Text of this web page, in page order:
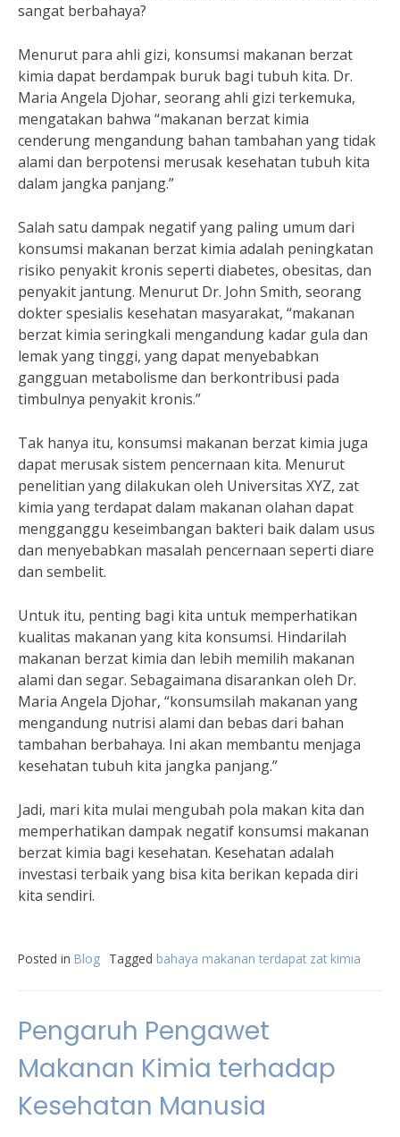
sangat berbahaya?
Menurut para ahli gizi, konsumsi makanan berzat
kimia dapat berdampak buruk bagi tubuh kita. Dr.
Maria Angela Djohar, seorang ahli gizi terkemuka,
mengatakan bahwa “makanan berzat kimia
cenderung mengandung bahan tambahan yang tidak
alami dan berpotensi merusak kesehatan tubuh kita
dalam jangka panjang.”
Salah satu dampak negatif yang paling umum dari
konsumsi makanan berzat kimia adalah peningkatan
risiko penyakit kronis seperti diabetes, obesitas, dan
penyakit jantung. Menurut Dr. John Smith, seorang
dokter spesialis kesehatan masyarakat, “makanan
berzat kimia seringkali mengandung kadar gula dan
lemak yang tinggi, yang dapat menyebabkan
gangguan metabolisme dan berkontribusi pada
timbulnya penyakit kronis.”
Tak hanya itu, konsumsi makanan berzat kimia juga
dapat merusak sistem pencernaan kita. Menurut
penelitian yang dilakukan oleh Universitas XYZ, zat
kimia yang terdapat dalam makanan olahan dapat
mengganggu keseimbangan bakteri baik dalam usus
dan menyebabkan masalah pencernaan seperti diare
dan sembelit.
Untuk itu, penting bagi kita untuk memperhatikan
kualitas makanan yang kita konsumsi. Hindarilah
makanan berzat kimia dan lebih memilih makanan
alami dan segar. Sebagaimana disarankan oleh Dr.
Maria Angela Djohar, “konsumsilah makanan yang
mengandung nutrisi alami dan bebas dari bahan
tambahan berbahaya. Ini akan membantu menjaga
kesehatan tubuh kita jangka panjang.”
Jadi, mari kita mulai mengubah pola makan kita dan
memperhatikan dampak negatif konsumsi makanan
berzat kimia bagi kesehatan. Kesehatan adalah
investasi terbaik yang bisa kita berikan kepada diri
kita sendiri.
Posted in Blog Tagged bahaya makanan terdapat zat kimia
Pengaruh Pengawet
Makanan Kimia terhadap
Kesehatan Manusia